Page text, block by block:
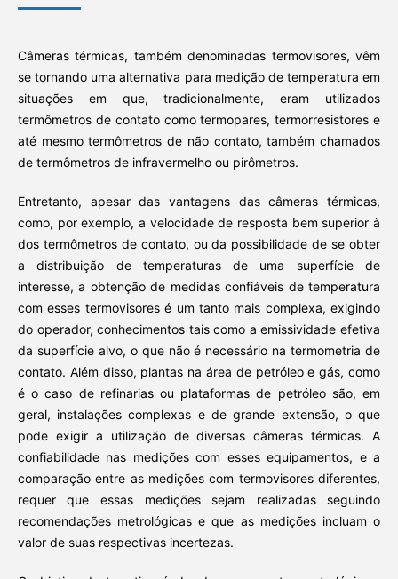
Câmeras térmicas, também denominadas termovisores, vêm
se tornando uma alternativa para medição de temperatura em
situações em que, tradicionalmente, eram utilizados
termômetros de contato como termopares, termorresistores e
até mesmo termômetros de não contato, também chamados
de termômetros de infravermelho ou pirômetros.
Entretanto, apesar das vantagens das câmeras térmicas,
como, por exemplo, a velocidade de resposta bem superior à
dos termômetros de contato, ou da possibilidade de se obter
a distribuição de temperaturas de uma superfície de
interesse, a obtenção de medidas confiáveis de temperatura
com esses termovisores é um tanto mais complexa, exigindo
do operador, conhecimentos tais como a emissividade efetiva
da superfície alvo, o que não é necessário na termometria de
contato. Além disso, plantas na área de petróleo e gás, como
é o caso de refinarias ou plataformas de petróleo são, em
geral, instalações complexas e de grande extensão, o que
pode exigir a utilização de diversas câmeras térmicas. A
confiabilidade nas medições com esses equipamentos, e a
comparação entre as medições com termovisores diferentes,
requer que essas medições sejam realizadas seguindo
recomendações metrológicas e que as medições incluam o
valor de suas respectivas incertezas.